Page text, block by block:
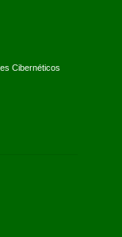
Cibernéticos